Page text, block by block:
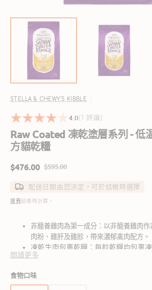
選
媒
體
檔
案
STELLA & CHEWY'S KIBBLE
4.0(1 評論)
Raw Coated 凍乾塗層系列 - 低
方貓乾糧
售
價
$476.00
定
價
$595.00
配送日期由您決定，可於結帳時選擇
運費結帳時計算。
非籠養雞肉為第一成分：以非籠養雞肉
肉粉、雞肝及雞胗，帶來濃郁禽肉配方。
凍乾生肉包裹乾糧：每粒乾糧均包裹
似生食的風味及營養，同時保留乾糧便
精瘦肌肉維持及整體活力。
閲讀更多
食物口味